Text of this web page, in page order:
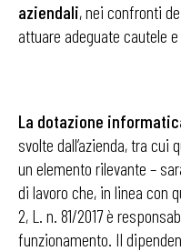
aziendali, nei confronti
attuare adeguate cautele
La dotazione
svolte dall’azienda, tra
un elemento rilevante –
di lavoro che, in linea con
2, L. n. 81/2017 è
funzionamento. Il